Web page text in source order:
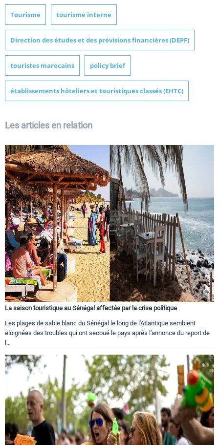
Tourisme tourisme interne
Direction des études et des prévisions financières (DEPF)
touristes marocains policy brief
établissements hôteliers et touristiques classés (EHTC)
Les articles en relation
La saison touristique au Sénégal affectée par la crise politique
Les plages de sable blanc du Sénégal le long de l'Atlantique semblent
éloignées des troubles qui ont secoué le pays après l'annonce du report de
l...